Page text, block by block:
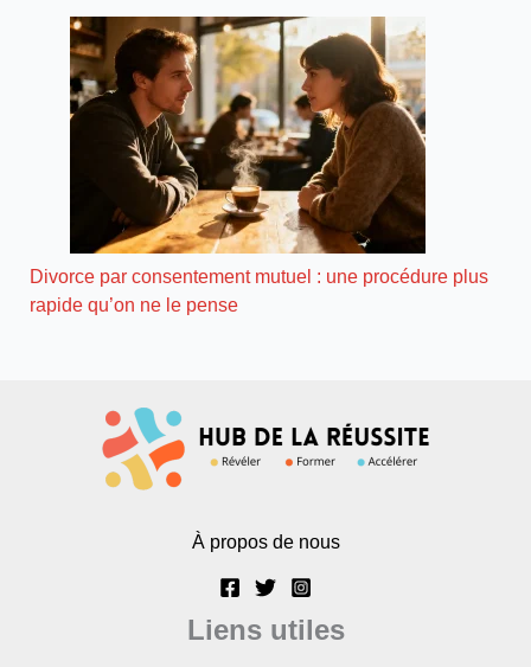
Divorce par consentement mutuel : une procédure plus
rapide qu’on ne le pense
À propos de nous
Liens utiles